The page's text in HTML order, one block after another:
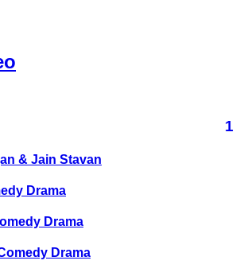
1
& Jain Stavan
Drama
Drama
Drama